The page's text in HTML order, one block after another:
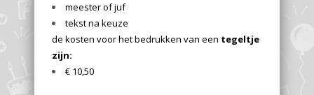
meester of juf
tekst na keuze
de kosten voor het bedrukken van een tegeltje
zijn:
€ 10,50